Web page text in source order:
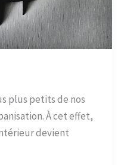
plus petits de nos
À cet effet,
devient